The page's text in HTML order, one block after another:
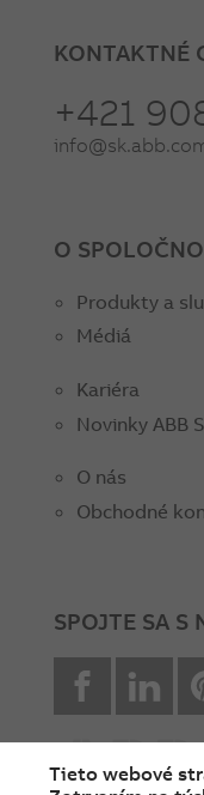
KONTAKTNÉ
+421
O
Produkty a
Médiá
Kariéra
Novinky ABB
O nás
Obchodné
SPOJTE SA S
facebook
Tieto webové